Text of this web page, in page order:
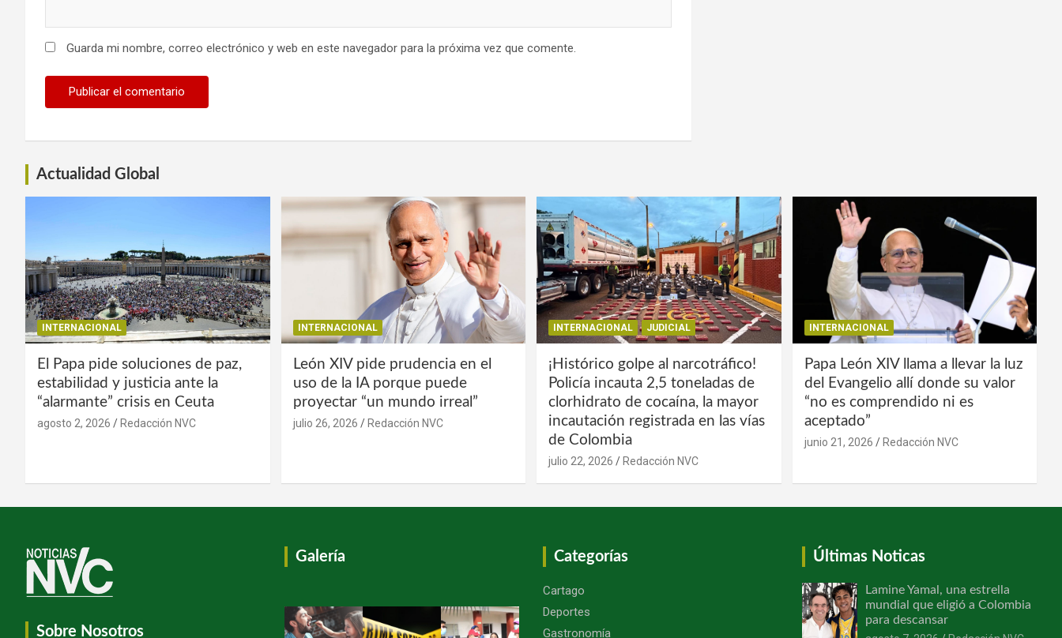
Guarda mi nombre, correo electrónico y web en este navegador para la próxima vez que comente.
Actualidad Global
INTERNACIONAL
El Papa pide soluciones de paz,
estabilidad y justicia ante la
“alarmante” crisis en Ceuta
agosto 2, 2026 Redacción NVC
INTERNACIONAL
León XIV pide prudencia en el
uso de la IA porque puede
proyectar “un mundo irreal”
julio 26, 2026 Redacción NVC
INTERNACIONAL JUDICIAL
¡Histórico golpe al narcotráfico!
Policía incauta 2,5 toneladas de
clorhidrato de cocaína, la mayor
incautación registrada en las vías
de Colombia
julio 22, 2026 Redacción NVC
INTERNACIONAL
Papa León XIV llama a llevar la luz
del Evangelio allí donde su valor
“no es comprendido ni es
aceptado”
junio 21, 2026 Redacción NVC
Sobre Nosotros
Galería Categorías
Cartago
Deportes
Gastronomía
Últimas Noticas
Lamine Yamal, una estrella
mundial que eligió a Colombia
para descansar